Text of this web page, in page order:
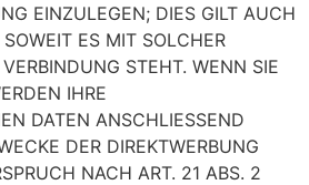
EINZULEGEN; DIES GILT AUCH
ES MIT SOLCHER
STEHT. WENN SIE
IHRE
DATEN ANSCHLIESSEND
DER DIREKTWERBUNG
NACH ART. 21 ABS. 2